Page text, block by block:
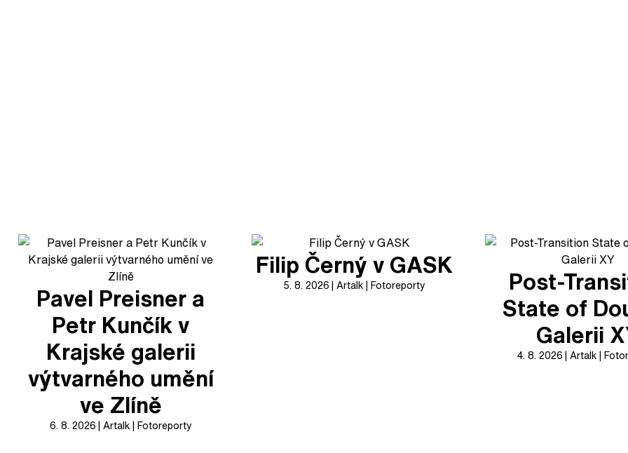
Pavel Preisner a
Petr Kunčík v
Krajské galerii
výtvarného umění
ve Zlíně
6. 8. 2026 Artalk Fotoreporty
Filip Černý v GASK
5. 8. 2026 Artalk Fotoreporty
Post-
State of
Galerii
4. 8. 2026 Artalk